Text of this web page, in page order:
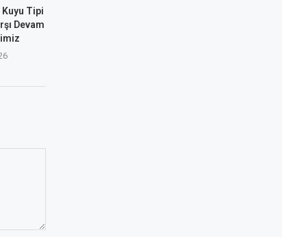
Kuyu Tipi
Devam